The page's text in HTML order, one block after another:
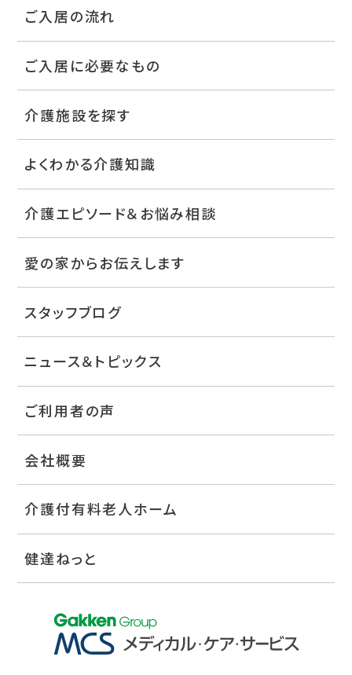
ご入居の流れ
ご入居に必要なもの
介護施設を探す
よくわかる介護知識
介護エピソード＆お悩み相談
愛の家からお伝えします
スタッフブログ
ニュース＆トピックス
ご利用者の声
会社概要
介護付有料老人ホーム
健達ねっと